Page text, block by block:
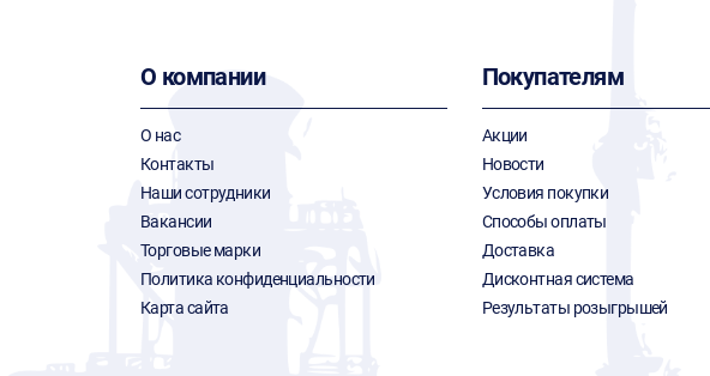
О компании
О нас
Контакты
Наши сотрудники
Вакансии
Торговые марки
Политика конфиденциальности
Карта сайта
Покупателям
Акции
Новости
Условия покупки
Способы оплаты
Доставка
Дисконтная система
Результаты розыгрышей